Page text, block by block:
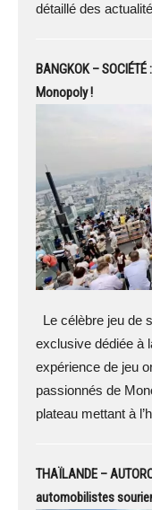
détaillé des
BANGKOK –
Monopoly !
Le célèbre jeu de
exclusive dédiée à
expérience de jeu
passionnés de
plateau mettant à
THAÏLANDE –
automobilistes